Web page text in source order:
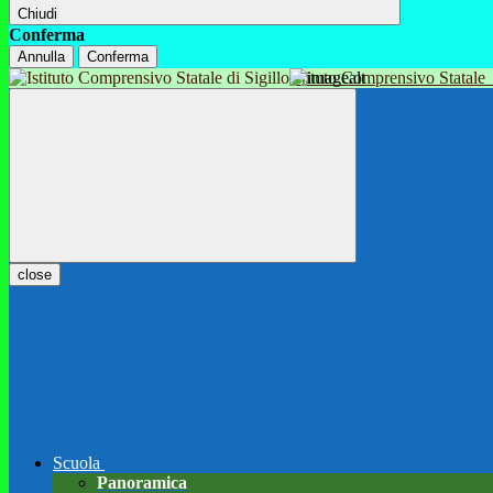
Chiudi
Conferma
Annulla Conferma
Istituto Comprensivo Statale
close
Scuola
Panoramica